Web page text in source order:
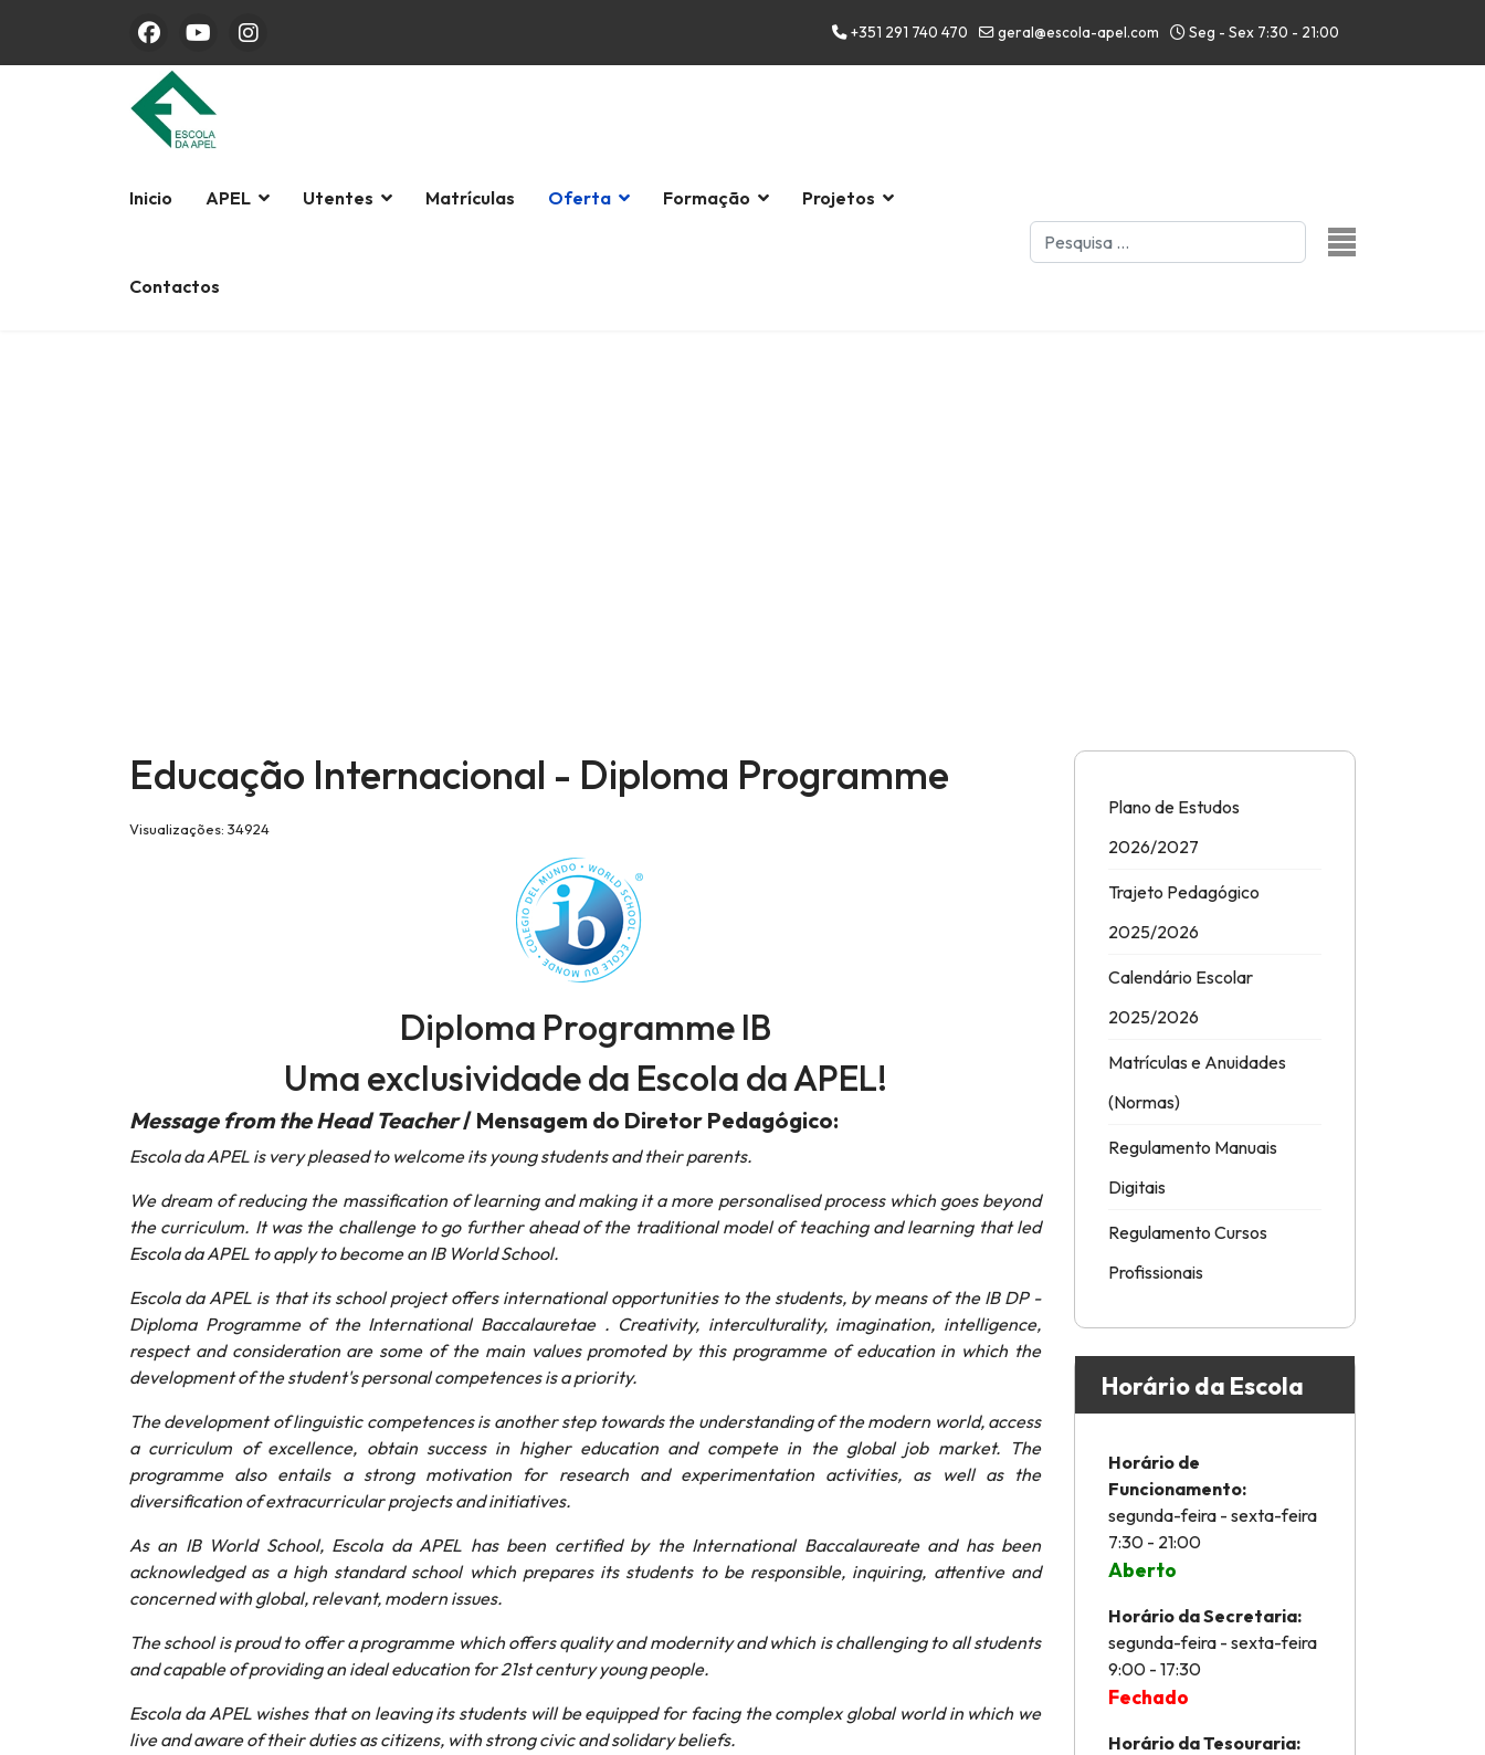
+351 291 740 470 geral@escola-apel.com Seg - Sex 7:30 - 21:00
Inicio APEL Utentes Matrículas Oferta Formação Projetos
Contactos
Pesquisar
Educação Internacional - Diploma Programme
Visualizações: 34924
Diploma Programme IB
Uma exclusividade da Escola da APEL!
Message from the Head Teacher/ Mensagem do Diretor Pedagógico:
Escola da APEL is very pleased to welcome its young students and their parents.
We dream of reducing the massification of learning and making it a more personalised process which goes beyond
the curriculum. It was the challenge to go further ahead of the traditional model of teaching and learning that led
Escola da APEL to apply to become an IB World School.
Escola da APEL is that its school project offers international opportunities to the students, by means of the IB DP -
Diploma Programme of the International Baccalauretae . Creativity, interculturality, imagination, intelligence,
respect and consideration are some of the main values promoted by this programme of education in which the
development of the student's personal competences is a priority.
The development of linguistic competences is another step towards the understanding of the modern world, access
a curriculum of excellence, obtain success in higher education and compete in the global job market. The
programme also entails a strong motivation for research and experimentation activities, as well as the
diversification of extracurricular projects and initiatives.
As an IB World School, Escola da APEL has been certified by the International Baccalaureate and has been
acknowledged as a high standard school which prepares its students to be responsible, inquiring, attentive and
concerned with global, relevant, modern issues.
The school is proud to offer a programme which offers quality and modernity and which is challenging to all students
and capable of providing an ideal education for 21st century young people.
Escola da APEL wishes that on leaving its students will be equipped for facing the complex global world in which we
live and aware of their duties as citizens, with strong civic and solidary beliefs.
Plano de Estudos
2026/2027
Trajeto Pedagógico
2025/2026
Calendário Escolar
2025/2026
Matrículas e Anuidades
(Normas)
Regulamento Manuais
Digitais
Regulamento Cursos
Profissionais
Horário da Escola
Horário de
Funcionamento:
segunda-feira - sexta-feira
7:30 - 21:00
Aberto
Horário da Secretaria:
segunda-feira - sexta-feira
9:00 - 17:30
Fechado
Horário da Tesouraria: